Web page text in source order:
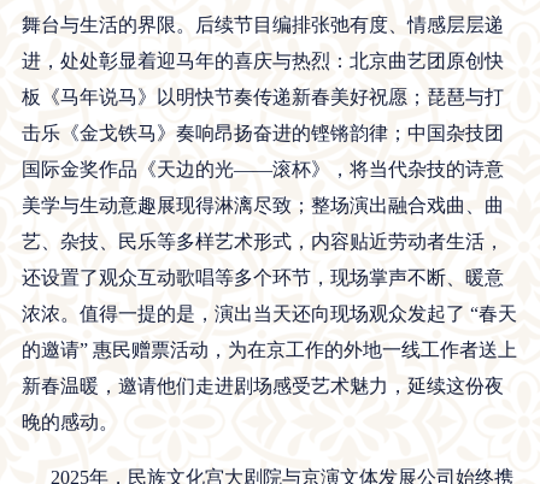
舞台与生活的界限。后续节目编排张弛有度、情感层层递
进，处处彰显着迎马年的喜庆与热烈：北京曲艺团原创快
板《马年说马》以明快节奏传递新春美好祝愿；琵琶与打
击乐《金戈铁马》奏响昂扬奋进的铿锵韵律；中国杂技团
国际金奖作品《天边的光——滚杯》，将当代杂技的诗意
美学与生动意趣展现得淋漓尽致；整场演出融合戏曲、曲
艺、杂技、民乐等多样艺术形式，内容贴近劳动者生活，
还设置了观众互动歌唱等多个环节，现场掌声不断、暖意
浓浓。值得一提的是，演出当天还向现场观众发起了 “春天
的邀请” 惠民赠票活动，为在京工作的外地一线工作者送上
新春温暖，邀请他们走进剧场感受艺术魅力，延续这份夜
晚的感动。
2025年，民族文化宫大剧院与京演文体发展公司始终携